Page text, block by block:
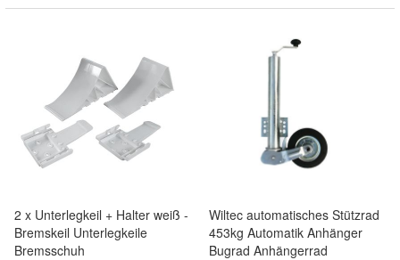
2 x Unterlegkeil + Halter weiß -
Bremskeil Unterlegkeile
Bremsschuh
Wiltec automatisches Stützrad
453kg Automatik Anhänger
Bugrad Anhängerrad